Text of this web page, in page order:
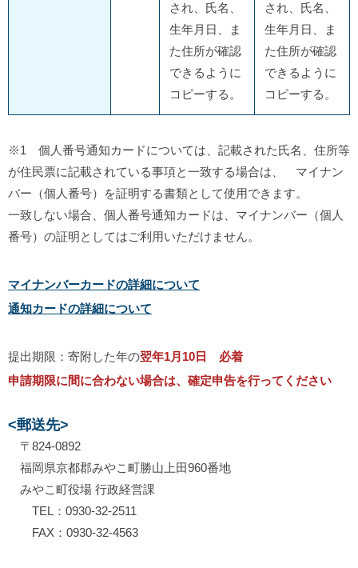
され、氏名、
生年月日、ま
た住所が確認
できるように
コピーする。
され、氏名、
生年月日、ま
た住所が確認
できるように
コピーする。
※1 個人番号通知カードについては、記載された氏名、住所等
が住民票に記載されている事項と一致する場合は、 マイナン
バー（個人番号）を証明する書類として使用できます。
一致しない場合、個人番号通知カードは、マイナンバー（個人
番号）の証明としてはご利用いただけません。
マイナンバーカードの詳細について
通知カードの詳細について
提出期限：寄附した年の翌年1月10日 必着
申請期限に間に合わない場合は、確定申告を行ってください
<郵送先>
〒824-0892
福岡県京都郡みやこ町勝山上田960番地
みやこ町役場 行政経営課
TEL：0930-32-2511
FAX：0930-32-4563